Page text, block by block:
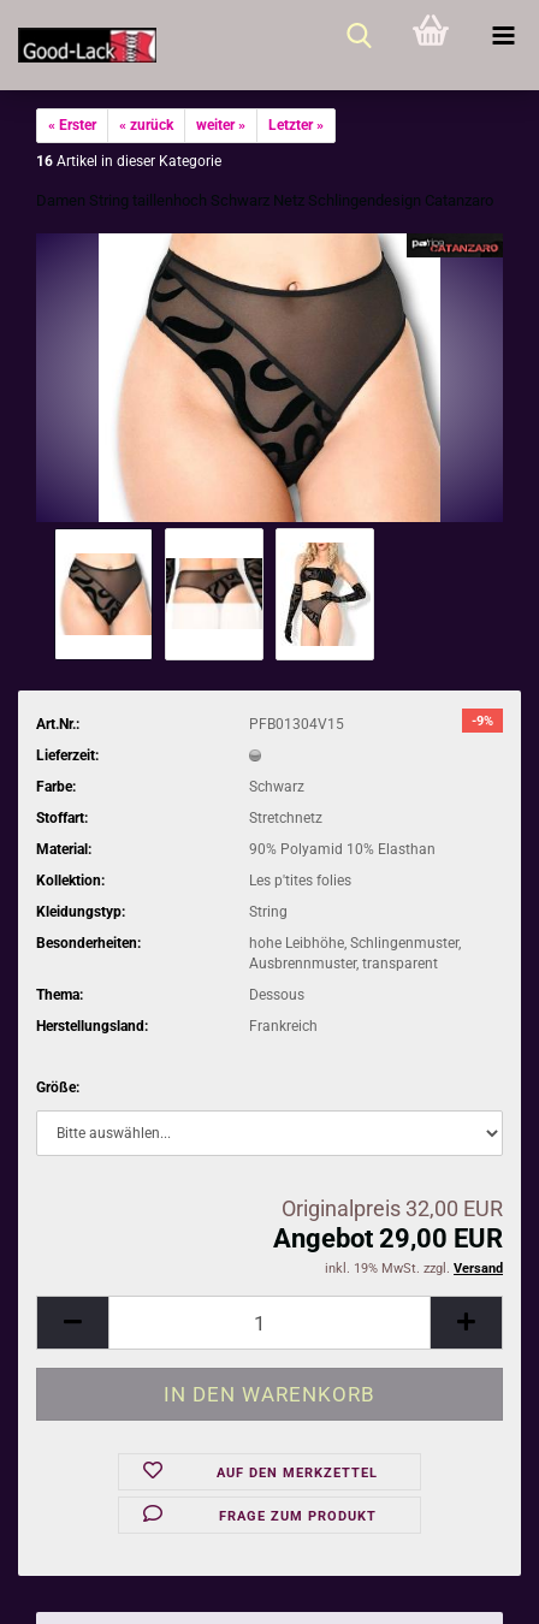
« Erster « zurück weiter » Letzter »
16 Artikel in dieser Kategorie
Damen String tail­len­hoch Schwarz Netz Schlin­gen­de­sign Ca­t­an­za­ro
-9%
Art.Nr.:
PFB01304V15
Lieferzeit:
Farbe:
Schwarz
Stoffart:
Stretchnetz
Material:
90% Polyamid 10% Elasthan
Kollektion:
Les p'tites folies
Kleidungstyp:
String
Besonderheiten:
hohe Leibhöhe, Schlingenmuster,
Ausbrennmuster, transparent
Thema:
Dessous
Herstellungsland:
Frankreich
Größe:
Originalpreis 32,00 EUR
Angebot 29,00 EUR
inkl. 19% MwSt. zzgl. Versand
AUF DEN MERKZETTEL
FRAGE ZUM PRODUKT